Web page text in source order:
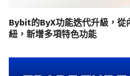
Bybit的ByX功能迭代升級，從
紐，新增多項特色功能